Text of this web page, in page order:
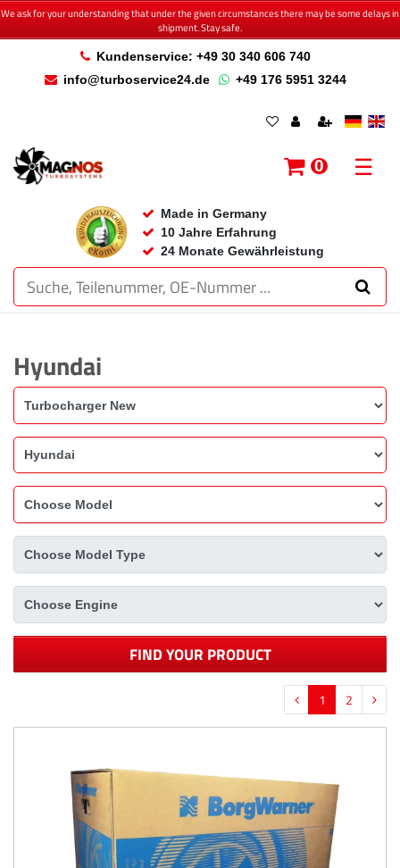
We ask for your understanding that under the given circumstances there may be some delays in
shipment. Stay safe.
Kundenservice: +49 30 340 606 740
info@turboservice24.de
+49 176 5951 3244
Made in Germany
10 Jahre Erfahrung
24 Monate Gewährleistung
0 ☰
Hyundai
FIND YOUR PRODUCT
1 2